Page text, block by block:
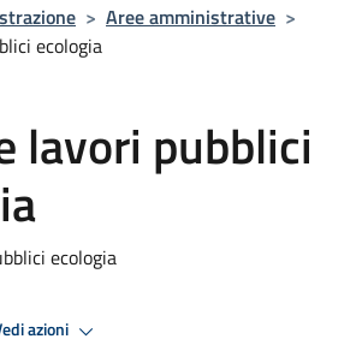
> Aree amministrative >
ecologia
lavori pubblici
ecologia
azioni